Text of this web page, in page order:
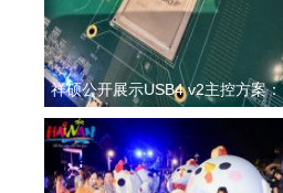
祥硕公开展示USB4 v2主控方案：